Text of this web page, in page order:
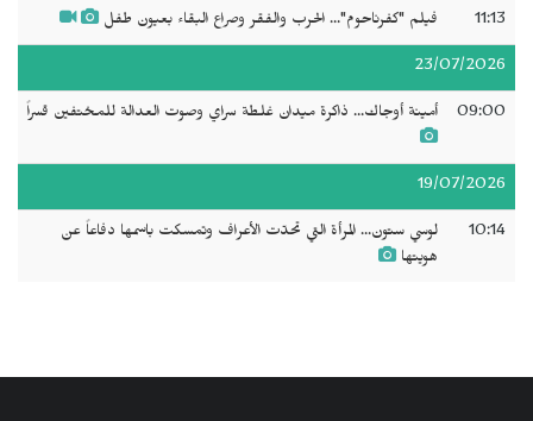
11:13 فيلم "كفرناحوم"... الحرب والفقر وصراع البقاء بعيون طفل
23/07/2026
09:00 أمينة أوجاك... ذاكرة ميدان غلطة سراي وصوت العدالة للمختفين قسراً
19/07/2026
10:14
لوسي ستون... المرأة التي تحدّت الأعراف وتمسكت باسمها دفاعاً عن
هويتها